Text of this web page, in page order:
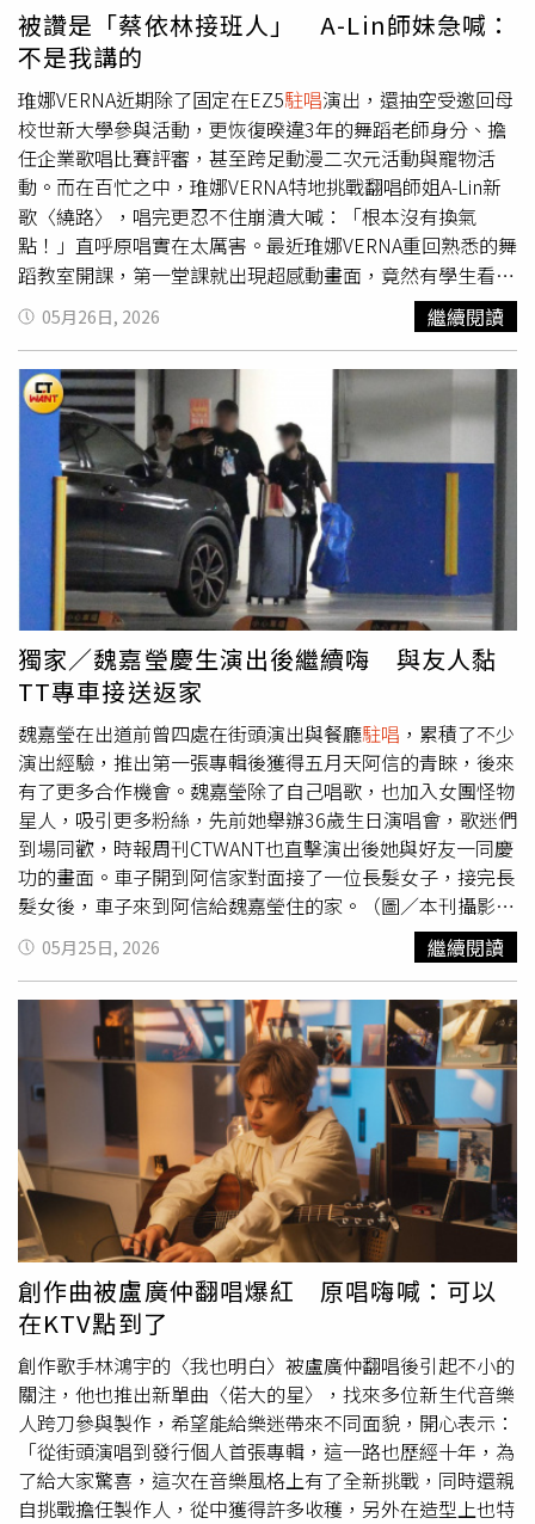
被讚是「蔡依林接班人」 A-Lin師妹急喊：
不是我講的
琟娜VERNA近期除了固定在EZ5駐唱演出，還抽空受邀回母
校世新大學參與活動，更恢復暌違3年的舞蹈老師身分、擔
任企業歌唱比賽評審，甚至跨足動漫二次元活動與寵物活
動。而在百忙之中，琟娜VERNA特地挑戰翻唱師姐A-Lin新
歌〈繞路〉，唱完更忍不住崩潰大喊：「根本沒有換氣
點！」直呼原唱實在太厲害。最近琟娜VERNA重回熟悉的舞
蹈教室開課，第一堂課就出現超感動畫面，竟然有學生看到
她直接當場落淚，原來這位年輕媽媽上過她的課，甚至在她
沒有開課期間生了第二胎，如今終於能重新回到舞蹈教室，
也讓對方情緒瞬間潰堤，因為這位學生總覺得老師發片，自
己卻因照顧家庭無法親自到場支持，覺得滿難過的，讓琟娜
VERNA一聽趕緊安慰她，「其實妳在社群各種留言和支持我
都有看到喔，一直給我很大的鼓舞！」琟娜VERNA翻唱師姐
A-Lin的新歌。（圖／谷優娛樂提供）而琟娜VERNA翻唱A-
Lin新歌〈繞路〉也掀起超高討論度，但她坦言其實影片發
布前焦慮到不行，「那天其實收工回家已經超累，但因為妝
髮都還很完整，我就覺得不能浪費。」結果當天她乾脆「直
接現場來」，一邊練一邊錄，「應該10個take以內吧，最後
選了一個我覺得最自然的版本。」但她也坦言這首歌登上本
年度遇過最難唱的歌曲，「它的旋律真的上山下海，然後又
幾乎不給你喘氣空間，一句都要唱超久才能換氣，我唱到後
面真的有種快不能呼吸的感覺。」此外，還有不少人留言稱
琟娜VERNA是「蔡依林接班人」，讓她忍不住笑喊：「這真
的不是我自己講的喔！」她坦言只要是新生代唱跳女歌手，
好像都很容易被貼上「蔡依林接班人」標籤，但她認為沒有
人能取代蔡依林的地位，「對我們來說這絕對是稱讚，但每
個人還是有自己的特色跟想呈現的作品。」
05月26日, 2026 繼續閱讀
獨家／魏嘉瑩慶生演出後繼續嗨 與友人黏
TT專車接送返家
魏嘉瑩在出道前曾四處在街頭演出與餐廳駐唱 ，累積了不少
演出經驗，推出第一張專輯後獲得五月天阿信的青睞，後來
有了更多合作機會。魏嘉瑩除了自己唱歌，也加入女團怪物
星人，吸引更多粉絲，先前她舉辦36歲生日演唱會，歌迷們
到場同歡，時報周刊CTWANT也直擊演出後她與好友一同慶
功的畫面。車子開到阿信家對面接了一位長髮女子，接完長
髮女後，車子來到阿信給魏嘉瑩住的家。（圖／本刊攝影
組）5月15日深夜10點45分，結束連續2天的演唱會慶生
場，魏嘉瑩與2名同事同車離開會場，11點43分，車子開到
阿信位於台北市小巨蛋對面的家前路邊停車，接了一名長髮
女子上車。3分鐘後，車子開進遼寧街夜市附近阿信的另一
個家，這邊是阿信給魏嘉瑩住的地方。魏嘉瑩與好友們步行
到慶功宴會場。（圖／本刊攝影組）女生Kiki及其合作夥伴
阿翔也出現在魏嘉瑩的慶功宴。（圖／本刊攝影組）魏嘉瑩
坐在那名長髮女子身旁。（圖／本刊攝影組）5分鐘，4人出
門，步行到夜市的海產店，一名穿著藍色上衣的短髮女子到
巷口迎接4人，大夥兒一起走進海產店。而店內已經坐滿了
這2天演唱會的工作人員，看來是演唱會的慶功宴，擔任演
唱會嘉賓的「那個女生Kiki」及其合作夥伴阿翔也是座上
賓。用餐期間，長髮女一直坐在魏嘉瑩右手邊，2人並肩而
坐。慶功宴結束後，司機將魏嘉瑩與友人們送回住處的停車
場。（圖／本刊攝影組）次日凌晨1點出頭，工作人員們陸
陸續續離開，當晚負責開車的司機也將車子停到餐廳門口。
1點半左右，送別那個女生Kiki及阿翔，魏嘉瑩、長髮女及藍
上衣的短髮女一起上車，車子直接開回到魏嘉瑩住處停車
場，放3人下車後，司機將車開到其他地方停放，接著獨自
步行離開。魏嘉瑩邀請好久不見的元若藍擔任嘉賓。（圖／
相映音樂提供）魏嘉瑩先前展開《我要把眼淚當汽水》巡迴
05月25日, 2026 繼續閱讀
創作曲被盧廣仲翻唱爆紅 原唱嗨喊：可以
在KTV點到了
創作歌手林鴻宇的〈我也明白〉被盧廣仲翻唱後引起不小的
關注，他也推出新單曲〈偌大的星〉，找來多位新生代音樂
人跨刀參與製作，希望能給樂迷帶來不同面貌，開心表示：
「從街頭演唱到發行個人首張專輯，這一路也歷經十年，為
了給大家驚喜，這次在音樂風格上有了全新挑戰，同時還親
自挑戰擔任製作人，從中獲得許多收穫，另外在造型上也特